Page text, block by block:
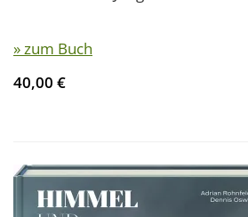
» zum Buch
40,00 €